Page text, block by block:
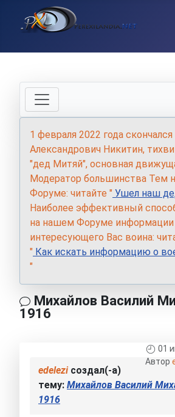
1 февраля 2022 года
Александрович Никитин,
"дед Митяй", основная
Модератор большинства Тем
Форуме: читайте " Ушел наш
Наиболее эффективный
на нашем Форуме информации
интересующего Вас воина:
" Как искать информацию о
"
Михайлов Василий
1916
01
Автор
edeleziсоздал(-а)
тему: Михайлов Василий
1916